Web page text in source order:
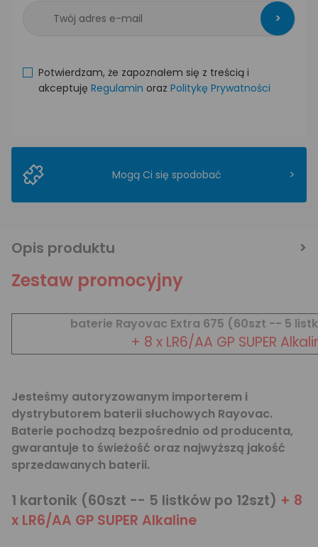
>
Potwierdzam, że zapoznałem się z treścią i
akceptuję Regulamin oraz Politykę Prywatności
Mogą Ci się spodobać >
Opis produktu
Zestaw promocyjny
baterie Rayovac Extra 675 (60szt -- 5
+ 8 x LR6/AA GP SUPER
Jesteśmy autoryzowanym importerem i
dystrybutorem baterii słuchowych Rayovac.
Baterie pochodzą bezpośrednio od producenta,
gwarantuje to świeżość oraz najwyższą jakość
sprzedawanych baterii.
1 kartonik (60szt -- 5 listków po 12szt) + 8
x LR6/AA GP SUPER Alkaline